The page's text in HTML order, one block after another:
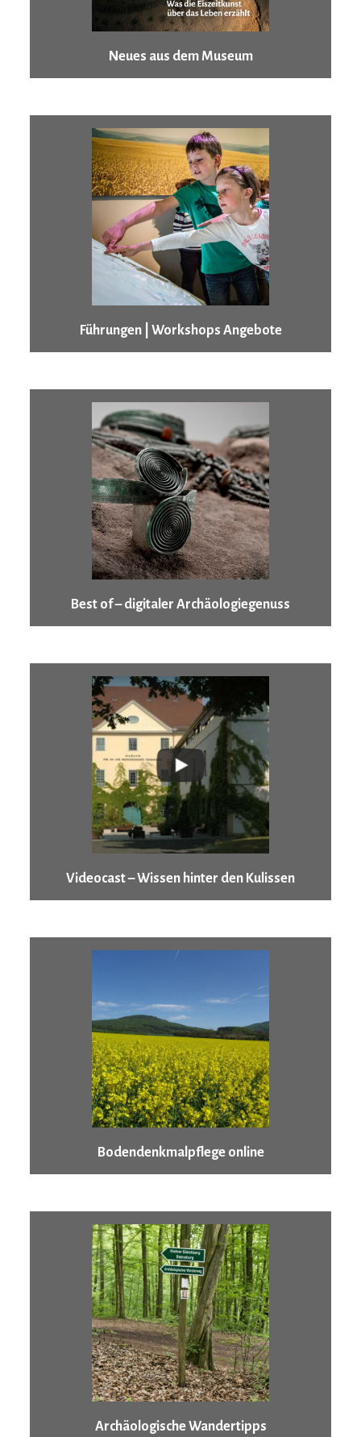
Neues aus dem Museum
Führungen | Workshops Angebote
Best of – digitaler Archäologiegenuss
Videocast – Wissen hinter den Kulissen
Bodendenkmalpflege online
Archäologische Wandertipps